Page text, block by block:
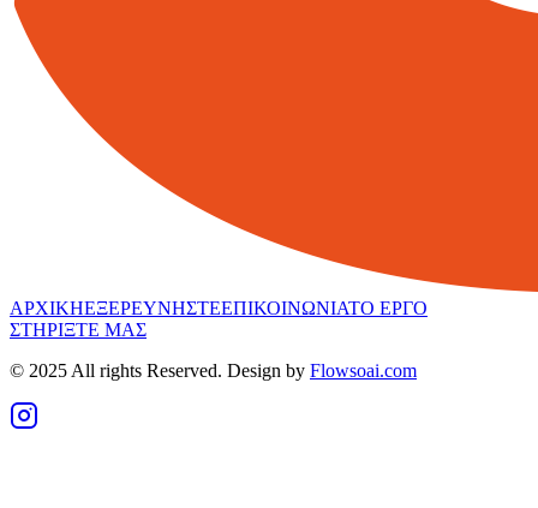
ΑΡΧΙΚΗΕΞΕΡΕΥΝΗΣΤΕΕΠΙΚΟΙΝΩΝΙΑΤΟ ΕΡΓΟ
ΣΤΗΡΙΞΤΕ ΜΑΣ
© 2025 All rights Reserved. Design by Flowsoai.com